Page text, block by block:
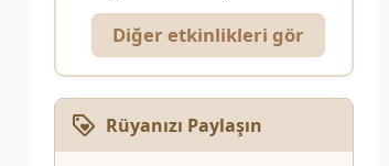
Diğer etkinlikleri gör
Rüyanızı Paylaşın